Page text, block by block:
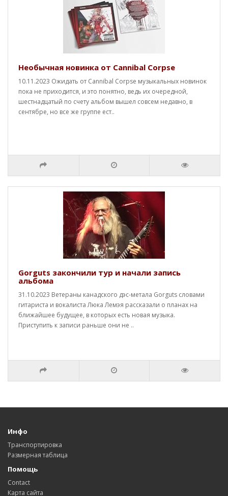
Необычная новинка от Cannibal Corpse
10.11.2023 Ожидать от Cannibal Corpse музыкальных новинок
пока не приходится, и это понятно, ведь их очередной,
шестнадцатый по счету альбом вышел совсем недавно, в
сентябре, но все же группе ест..
Gorguts закончили тур и начали запись
альбома
31.10.2023 Ветераны канадского дэс-метала Gorguts словами
гитариста и вокалиста Люка Лемэя рассказали о планах на
ближайшее будущее, в которых есть новая музыка.
Приступить к записи раньше они не ..
Инфо
Транспортировка
Размерная таблица
Помощь
Contact
Карта сайта